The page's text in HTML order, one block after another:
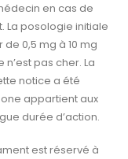
en cas de
La posologie initiale
0,5 mg à 10 mg
pas cher. La
notice a été
appartient aux
durée d’action.
est réservé à